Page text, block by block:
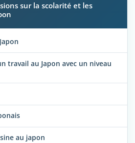
sur la scolarité et les
travail au Japon avec un niveau
au japon